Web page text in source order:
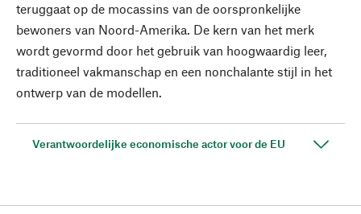
teruggaat op de mocassins van de oorspronkelijke
bewoners van Noord-Amerika. De kern van het merk
wordt gevormd door het gebruik van hoogwaardig leer,
traditioneel vakmanschap en een nonchalante stijl in het
ontwerp van de modellen.
Verantwoordelijke economische actor voor de EU